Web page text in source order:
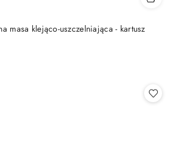
masa klejąco-uszczelniająca - kartusz